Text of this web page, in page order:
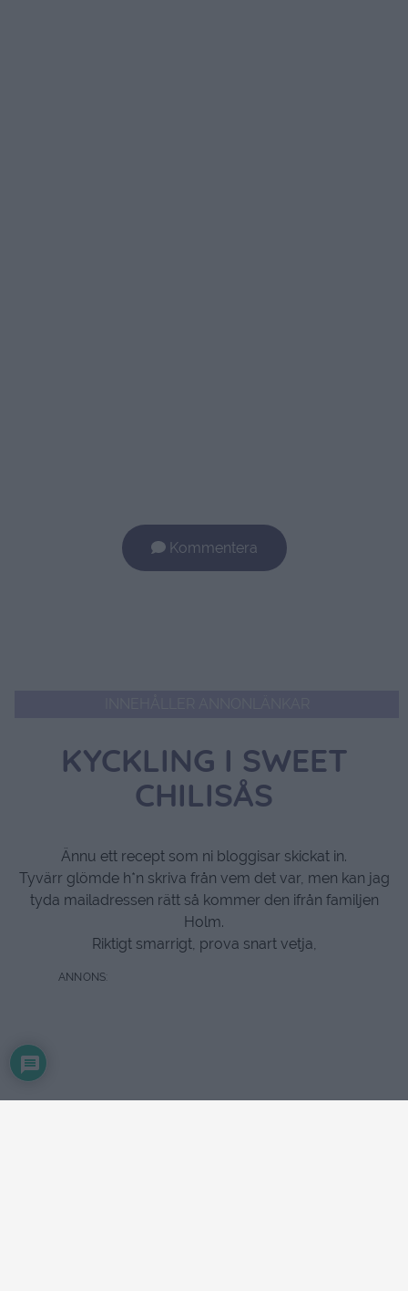
Kommentera
KYCKLING I SWEET
CHILISÅS
Ännu ett recept som ni bloggisar skickat in.
Tyvärr glömde h*n skriva från vem det var, men kan jag
tyda mailadressen rätt så kommer den ifrån familjen
Holm.
Riktigt smarrigt, prova snart vetja,